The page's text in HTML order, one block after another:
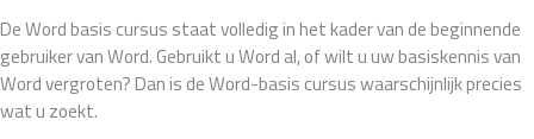
De Word basis cursus staat volledig in het kader van de beginnende
gebruiker van Word. Gebruikt u Word al, of wilt u uw basiskennis van
Word vergroten? Dan is de Word-basis cursus waarschijnlijk precies
wat u zoekt.